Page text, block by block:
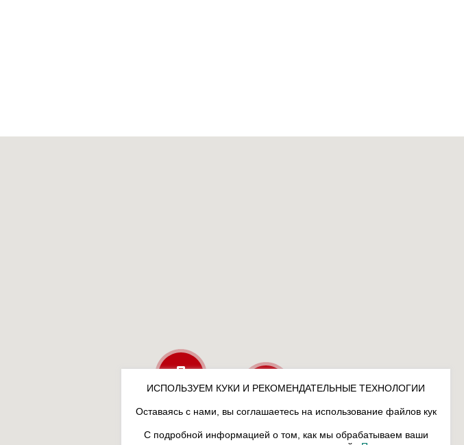
ИСПОЛЬЗУЕМ КУКИ И РЕКОМЕНДАТЕЛЬНЫЕ ТЕХНОЛОГИИ
Оставаясь с нами, вы соглашаетесь на использование файлов кук
С подробной информацией о том, как мы обрабатываем ваши